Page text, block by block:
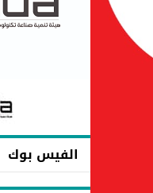
الفيس بوك